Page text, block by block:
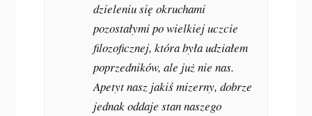
dzieleniu się okruchami
pozostałymi po wielkiej uczcie
filozoficznej, która była udziałem
poprzedników, ale już nie nas.
Apetyt nasz jakiś mizerny, dobrze
jednak oddaje stan naszego